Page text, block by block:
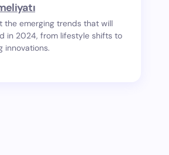
the emerging trends that will
in 2024, from lifestyle shifts to
innovations.